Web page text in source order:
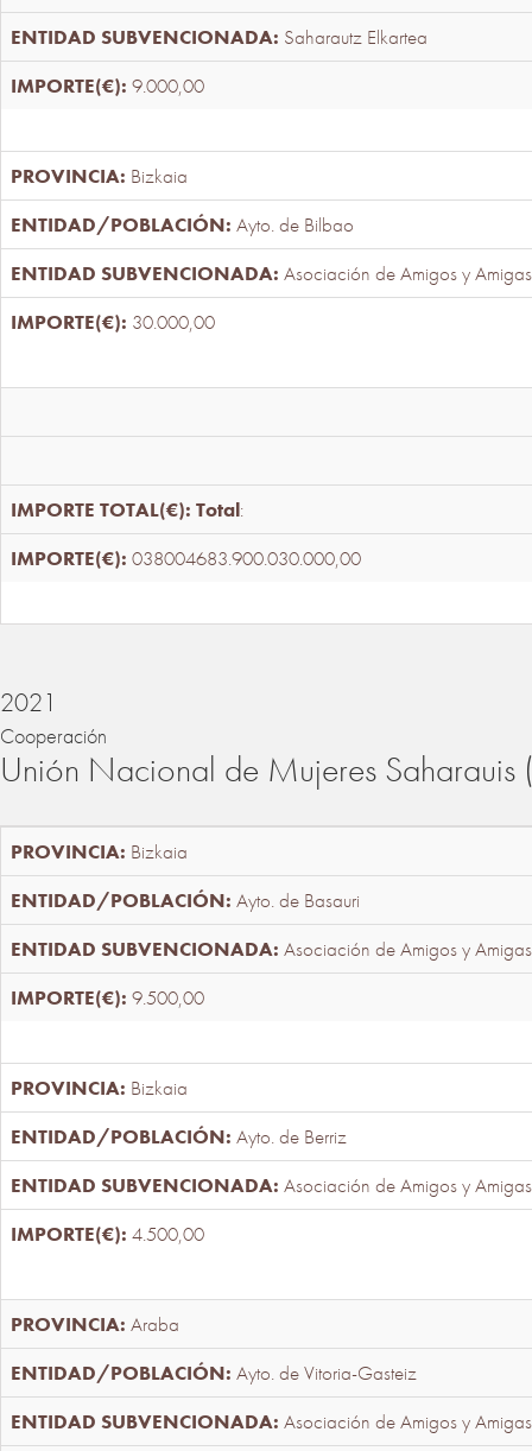
Saharautz Elkartea
9.000,00
Bizkaia
Ayto. de Bilbao
Asociación de Amigos y
30.000,00
Total:
038004683.900.030.000,00
2021
Cooperación
Unión Nacional de Mujeres
Bizkaia
Ayto. de Basauri
Asociación de Amigos y
9.500,00
Bizkaia
Ayto. de Berriz
Asociación de Amigos y
4.500,00
Araba
Ayto. de Vitoria-Gasteiz
Asociación de Amigos y